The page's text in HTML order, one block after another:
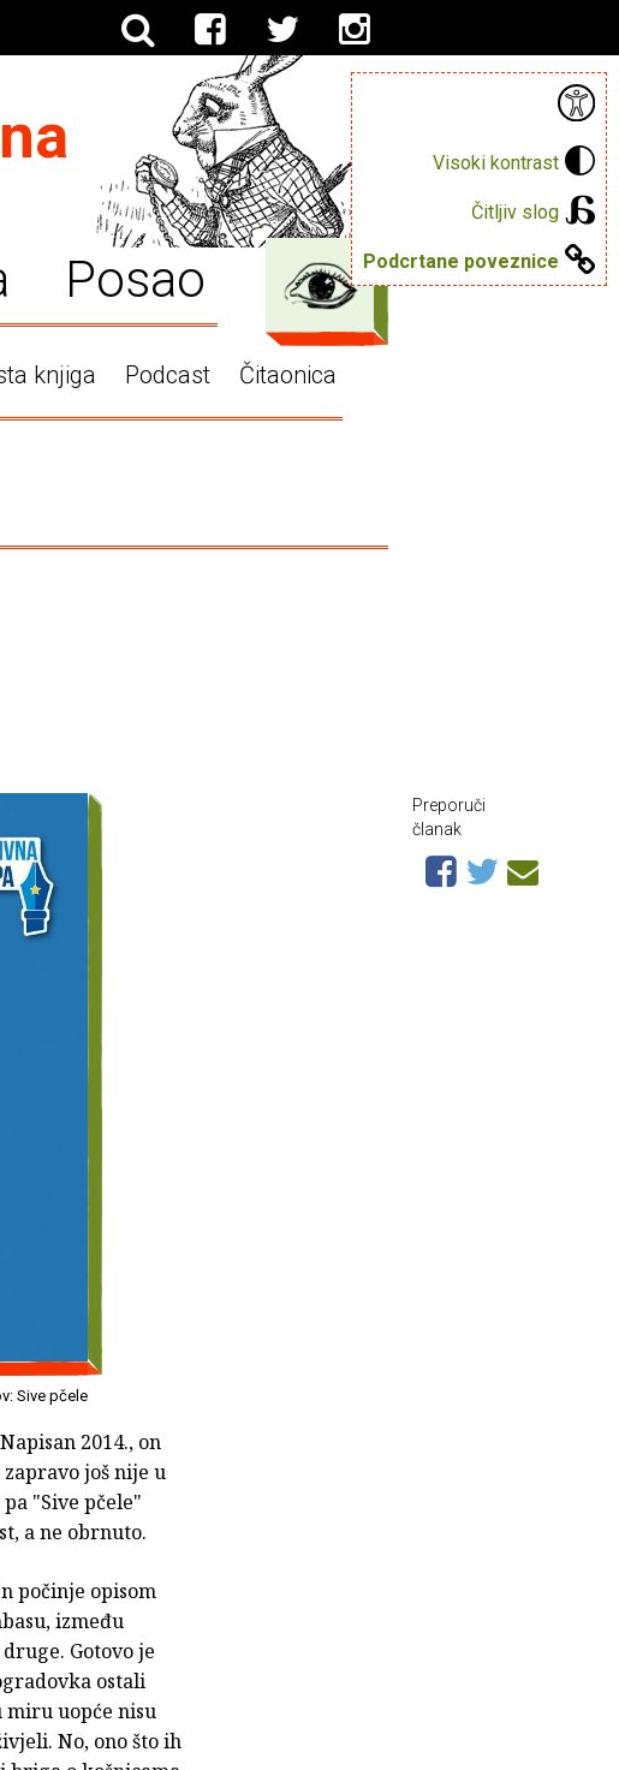
Visoki kontrast
Čitljiv slog
Podcrtane poveznice
Posao
knjiga Podcast Čitaonica
Sive pčele
2014., on
još nije u
"Sive pčele"
a ne obrnuto.
počinje opisom
između
Gotovo je
ostali
miru uopće nisu
No, ono što ih
Preporuči
članak